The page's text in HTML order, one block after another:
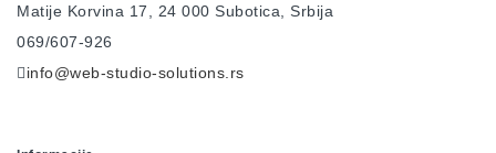
Matije Korvina 17, 24 000 Subotica, Srbija
069/607-926
info@web-studio-solutions.rs